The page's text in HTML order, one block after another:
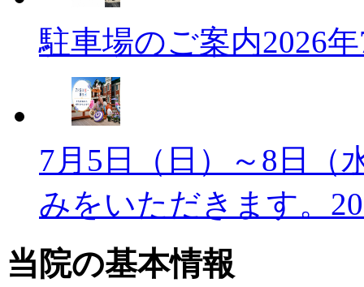
駐車場のご案内2026
7月5日（日）～8日（
みをいただきます。
当院の基本情報